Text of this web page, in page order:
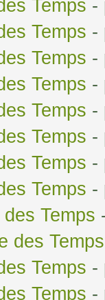
Temps -
Temps -
Temps -
Temps -
Temps -
Temps -
Temps -
Temps -
Temps
des Temps
Temps -
Temps -